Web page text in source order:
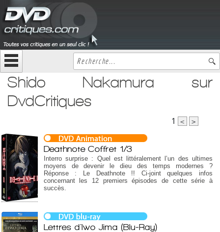
Shido Nakamura sur
DvdCritiques
1 < >
Deathnote Coffret 1/3
Interro surprise : Quel est littéralement l’un des ultimes
moyens de devenir le dieu des temps modernes ?
Réponse : Le Deathnote !! Ci-joint quelques infos
concernant les 12 premiers épisodes de cette série à
succès.
Lettres d'Iwo Jima (Blu-Ray)